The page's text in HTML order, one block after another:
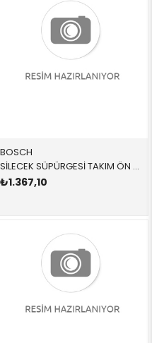
BOSCH
SİLECEK SÜPÜRGESİ TAKIM ÖN A309S 3397007309 61612447932 61612447932 G30,F90,F45 F-PACE / VELAR 2019-
₺1.367,10